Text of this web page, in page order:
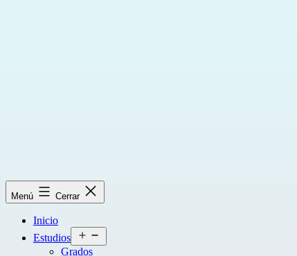
Menú Cerrar
Inicio
Estudios
el
Grados